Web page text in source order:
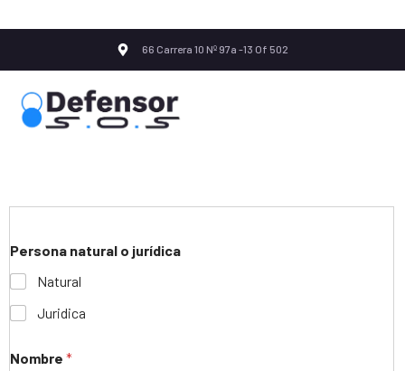
66 Carrera 10 Nº 97a -13 Of 502
Persona natural o jurídica
Natural
Juridica
Nombre *